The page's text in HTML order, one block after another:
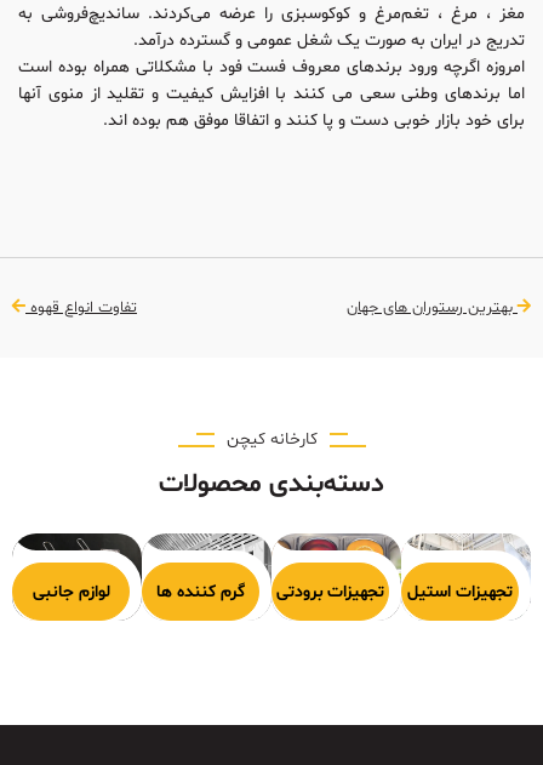
مغز ، مرغ ، تغم‌مرغ و کوکوسبزی را عرضه می‌کردند. ساندیچ‌فروشی به
تدریج در ایران به صورت یک شغل عمومی و گسترده درآمد.
امروزه اگرچه ورود برندهای معروف فست فود با مشکلاتی همراه بوده است
اما برندهای وطنی سعی می کنند با افزایش کیفیت و تقلید از منوی آنها
برای خود بازار خوبی دست و پا کنند و اتفاقا موفق هم بوده اند.
بهترین رستوران های جهان تفاوت انواع قهوه
کارخانه کیچن
دسته‌بندی محصولات
پخت
تجهیزات استیل
تجهیزات برودتی گرم کننده ها لوازم جانبی